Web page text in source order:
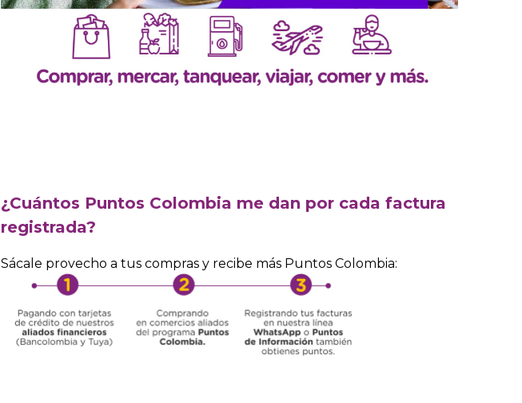
¿Cuántos Puntos Colombia me dan por cada factura
registrada?
Sácale provecho a tus compras y recibe más Puntos Colombia: